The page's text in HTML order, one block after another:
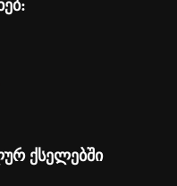
ქსელებში